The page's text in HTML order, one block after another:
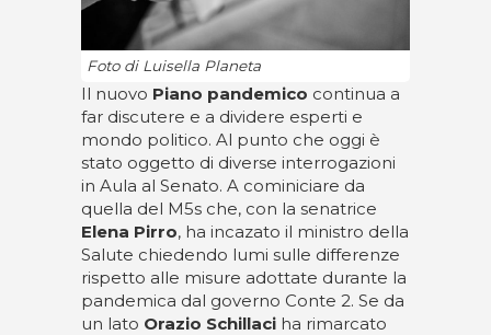
Foto di Luisella Planeta
Il nuovo Piano pandemico continua a
far discutere e a dividere esperti e
mondo politico. Al punto che oggi è
stato oggetto di diverse interrogazioni
in Aula al Senato. A cominiciare da
quella del M5s che, con la senatrice
Elena Pirro, ha incazato il ministro della
Salute chiedendo lumi sulle differenze
rispetto alle misure adottate durante la
pandemica dal governo Conte 2. Se da
un lato Orazio Schillaci ha rimarcato